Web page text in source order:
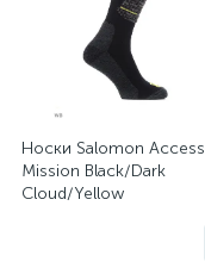
Носки Salomon Access
Mission Black/Dark
Cloud/Yellow